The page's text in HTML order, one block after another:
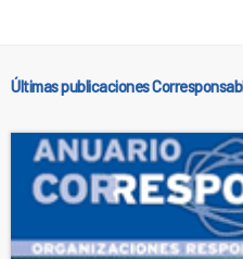
Últimas publicaciones